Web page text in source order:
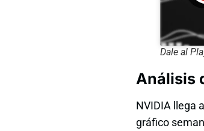
Dale al
Análisis
NVIDIA llega
gráfico